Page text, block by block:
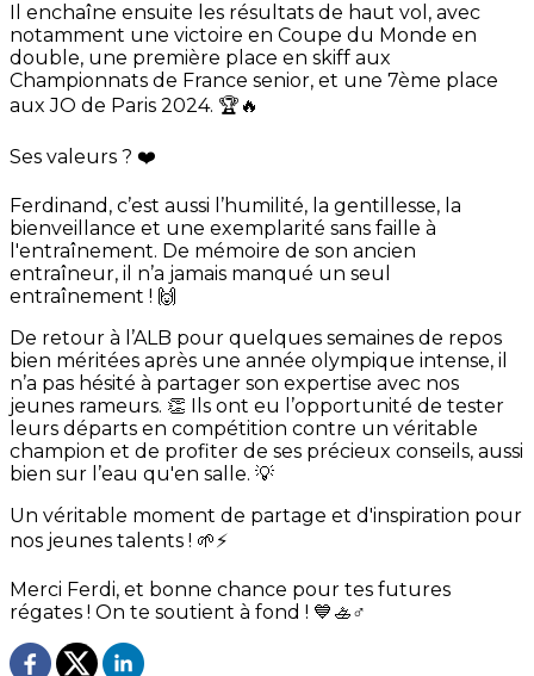
Il enchaîne ensuite les résultats de haut vol, avec
notamment une victoire en Coupe du Monde en
double, une première place en skiff aux
Championnats de France senior, et une 7ème place
aux JO de Paris 2024. 🏆🔥
Ses valeurs ? ❤️
Ferdinand, c’est aussi l’humilité, la gentillesse, la
bienveillance et une exemplarité sans faille à
l'entraînement. De mémoire de son ancien
entraîneur, il n’a jamais manqué un seul
entraînement ! 🙌
De retour à l’ALB pour quelques semaines de repos
bien méritées après une année olympique intense, il
n’a pas hésité à partager son expertise avec nos
jeunes rameurs. 👏 Ils ont eu l’opportunité de tester
leurs départs en compétition contre un véritable
champion et de profiter de ses précieux conseils, aussi
bien sur l’eau qu'en salle. 💡
Un véritable moment de partage et d'inspiration pour
nos jeunes talents ! 🌱⚡
Merci Ferdi, et bonne chance pour tes futures
régates ! On te soutient à fond ! 💙🚣♂️